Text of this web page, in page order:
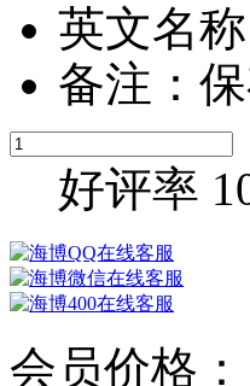
英文名
备注：
好评率
会员价格：